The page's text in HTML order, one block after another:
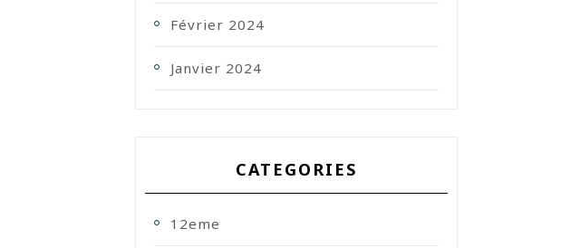
Février 2024
Janvier 2024
CATEGORIES
12eme